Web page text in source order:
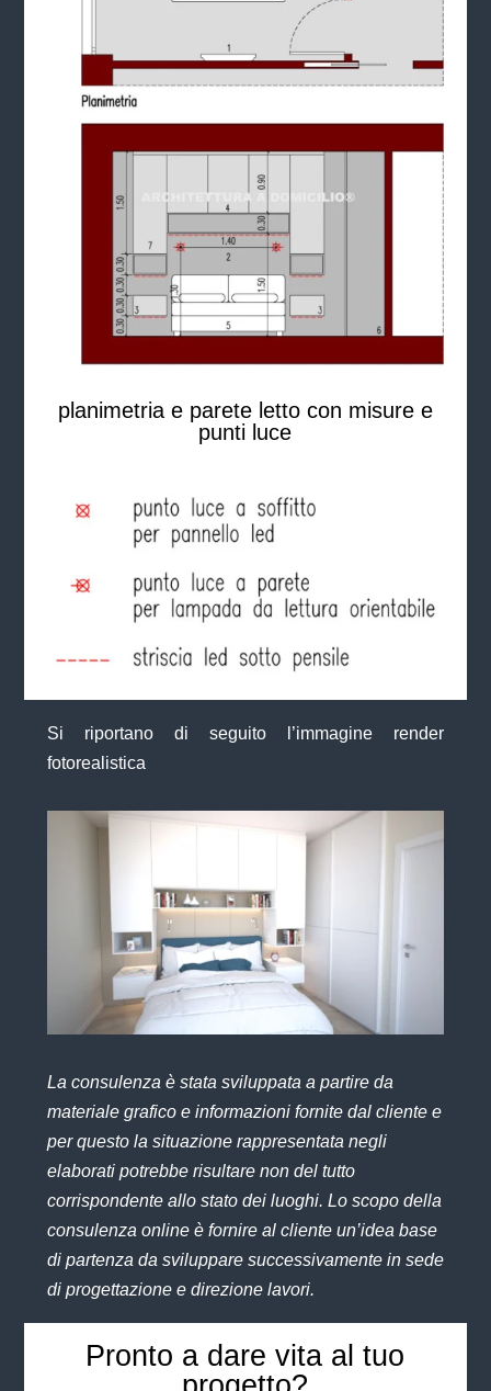
planimetria e parete letto con misure e
punti luce
Si riportano di seguito l’immagine render
fotorealistica
La consulenza è stata sviluppata a partire da
materiale grafico e informazioni fornite dal cliente e
per questo la situazione rappresentata negli
elaborati potrebbe risultare non del tutto
corrispondente allo stato dei luoghi. Lo scopo della
consulenza online è fornire al cliente un’idea base
di partenza da sviluppare successivamente in sede
di progettazione e direzione lavori.
Pronto a dare vita al tuo